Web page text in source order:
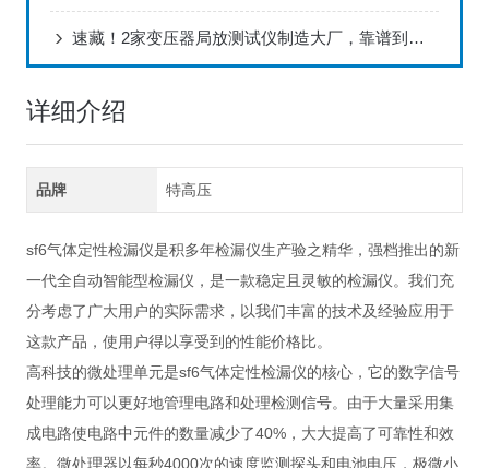
速藏！2家变压器局放测试仪制造大厂，靠谱到不用挑！
详细介绍
品牌 特高压
sf6气体定性检漏仪是积多年检漏仪生产验之精华，强档推出的新
一代全自动智能型检漏仪，是一款稳定且灵敏的检漏仪。我们充
分考虑了广大用户的实际需求，以我们丰富的技术及经验应用于
这款产品，使用户得以享受到的性能价格比。
高科技的微处理单元是sf6气体定性检漏仪的核心，它的数字信号
处理能力可以更好地管理电路和处理检测信号。由于大量采用集
成电路使电路中元件的数量减少了40%，大大提高了可靠性和效
率。微处理器以每秒4000次的速度监测探头和电池电压，极微小